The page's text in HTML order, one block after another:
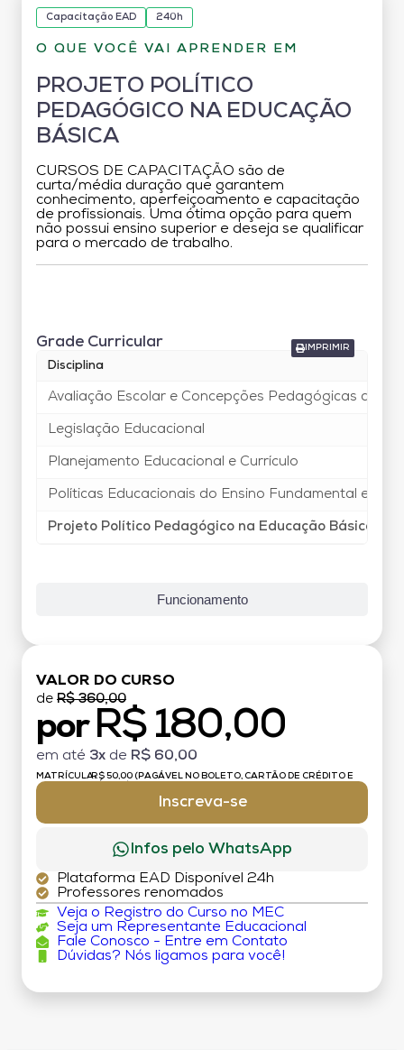
Capacitação EAD 240h
O QUE VOCÊ VAI APRENDER EM
PROJETO POLÍTICO
PEDAGÓGICO NA EDUCAÇÃO
BÁSICA
CURSOS DE CAPACITAÇÃO são de
curta/média duração que garantem
conhecimento, aperfeiçoamento e capacitação
de profissionais. Uma ótima opção para quem
não possui ensino superior e deseja se qualificar
para o mercado de trabalho.
Funcionamento
IMPRIMIR
Grade Curricular
Disciplina
Avaliação Escolar e Concepções Pedagógicas de
Legislação Educacional
Planejamento Educacional e Currículo
Políticas Educacionais do Ensino Fundamental e
Projeto Político Pedagógico na Educação Básica
VALOR DO CURSO
de R$ 360,00
por R$ 180,00
em até 3x de R$ 60,00
MATRÍCULA:R$ 50,00 (PAGÁVEL NO BOLETO, CARTÃO DE CRÉDITO E
Inscreva-se
Infos pelo WhatsApp
Plataforma EAD Disponível 24h
Professores renomados
Veja o Registro do Curso no MEC
Seja um Representante Educacional
Fale Conosco - Entre em Contato
Dúvidas? Nós ligamos para você!